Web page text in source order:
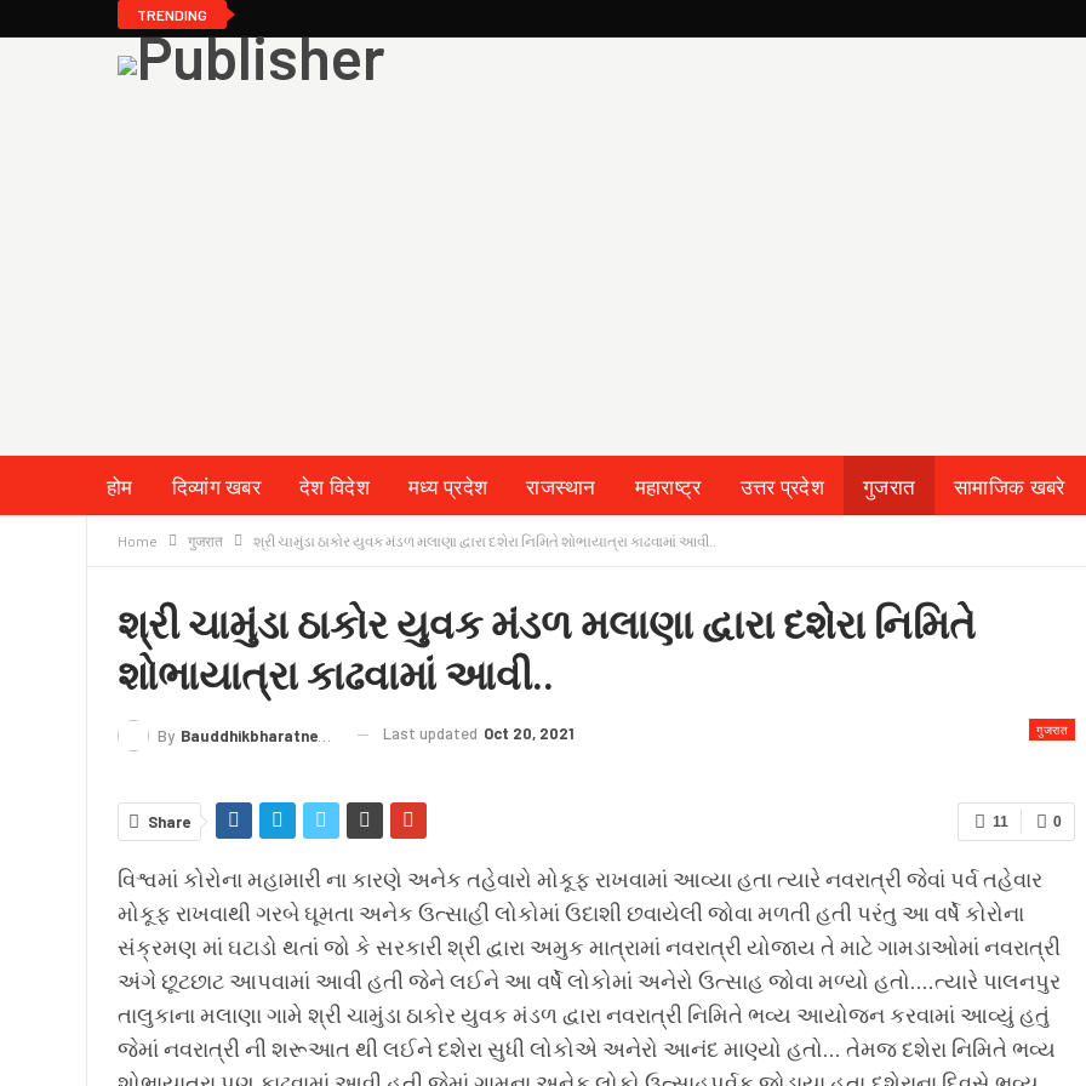
TRENDING
होम दिव्यांग खबर देश विदेश मध्य प्रदेश राजस्थान महाराष्ट्र उत्तर प्रदेश गुजरात सामाजिक खबरे
क्राइम
लेख/काव्य शिक्षा LIVE TV TERMS & CONDITION
Home गुजरात શ્રી ચામુંડા ઠાકોર યુવક મંડળ મલાણા દ્વારા દશેરા નિમિતે શોભાયાત્રા કાઢવામાં આવી..
શ્રી ચામુંડા ઠાકોર યુવક મંડળ મલાણા દ્વારા દશેરા નિમિતે
શોભાયાત્રા કાઢવામાં આવી..
गुजरात
By Bauddhikbharatnews@gmail.com Last updated Oct 20, 2021
0
11
Share
વિશ્વમાં કોરોના મહામારી ના કારણે અનેક તહેવારો મોકૂફ રાખવામાં આવ્યા હતા ત્યારે નવરાત્રી જેવાં પર્વ તહેવાર
મોકૂફ રાખવાથી ગરબે ઘૂમતા અનેક ઉત્સાહી લોકોમાં ઉદાશી છવાયેલી જોવા મળતી હતી પરંતુ આ વર્ષે કોરોના
સંક્રમણ માં ઘટાડો થતાં જો કે સરકારી શ્રી દ્વારા અમુક માત્રામાં નવરાત્રી યોજાય તે માટે ગામડાઓમાં નવરાત્રી
અંગે છૂટછાટ આપવામાં આવી હતી જેને લઈને આ વર્ષે લોકોમાં અનેરો ઉત્સાહ જોવા મળ્યો હતો….ત્યારે પાલનપુર
તાલુકાના મલાણા ગામે શ્રી ચામુંડા ઠાકોર યુવક મંડળ દ્વારા નવરાત્રી નિમિતે ભવ્ય આયોજન કરવામાં આવ્યું હતું
જેમાં નવરાત્રી ની શરૂઆત થી લઈને દશેરા સુધી લોકોએ અનેરો આનંદ માણ્યો હતો… તેમજ દશેરા નિમિતે ભવ્ય